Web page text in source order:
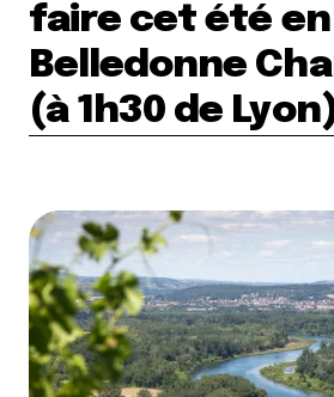
faire cet été en
Belledonne
(à 1h30 de